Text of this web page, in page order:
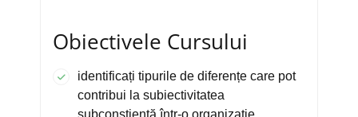
Obiectivele Cursului
identificați tipurile de diferențe care pot
contribui la subiectivitatea
subconștientă într-o organizație